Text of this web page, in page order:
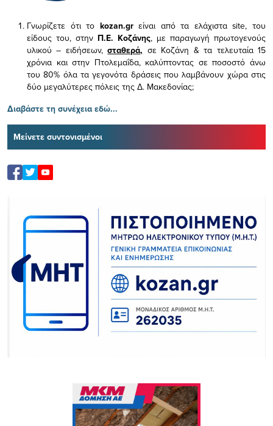
Γνωρίζετε ότι το kozan.gr είναι από τα ελάχισταsite, του
είδους του, στην Π.Ε. Κοζάνης, με παραγωγή πρωτογενούς
υλικού – ειδήσεων,σταθερά, σε Κοζάνη & τα τελευταία 15
χρόνια και στην Πτολεμαΐδα, καλύπτοντας σε ποσοστό άνω
του 80% όλα τα γεγονότα δράσεις που λαμβάνουν χώρα στις
δύο μεγαλύτερες πόλεις της Δ. Μακεδονίας;
Διαβάστε τη συνέχεια εδώ...
Μείνετε συντονισμένοι